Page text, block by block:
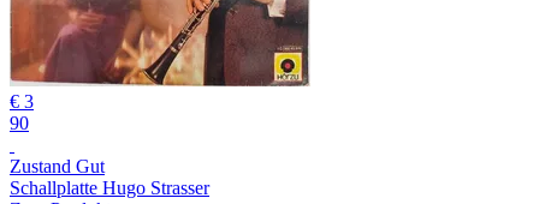
€ 3
90
Zustand Gut
Schallplatte Hugo Strasser